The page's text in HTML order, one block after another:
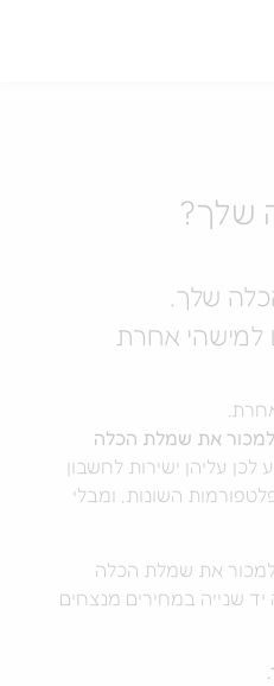
שלך?
שלך.
למישהי אחרת
למכור את שמלת הכלה
עליהן ישירות לחשבון
השונות, ומבלי
למכור את שמלת הכלה
שנייה במחירים מנצחים